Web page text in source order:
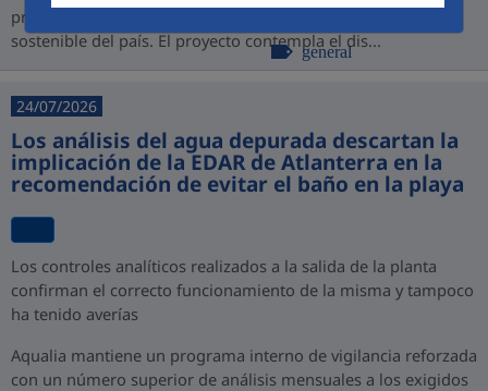
presencia en Perú y su compromiso con el desarrollo
sostenible del país. El proyecto contempla el dis...
general
24/07/2026
Los análisis del agua depurada descartan la
implicación de la EDAR de Atlanterra en la
recomendación de evitar el baño en la playa
Los controles analíticos realizados a la salida de la planta
confirman el correcto funcionamiento de la misma y tampoco
ha tenido averías
Aqualia mantiene un programa interno de vigilancia reforzada
con un número superior de análisis mensuales a los exigidos